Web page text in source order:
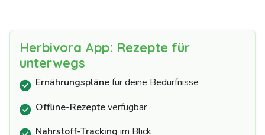
Herbivora App: Rezepte für
unterwegs
Ernährungsplänefür deine Bedürfnisse
Offline-Rezepteverfügbar
Nährstoff-Tracking im Blick